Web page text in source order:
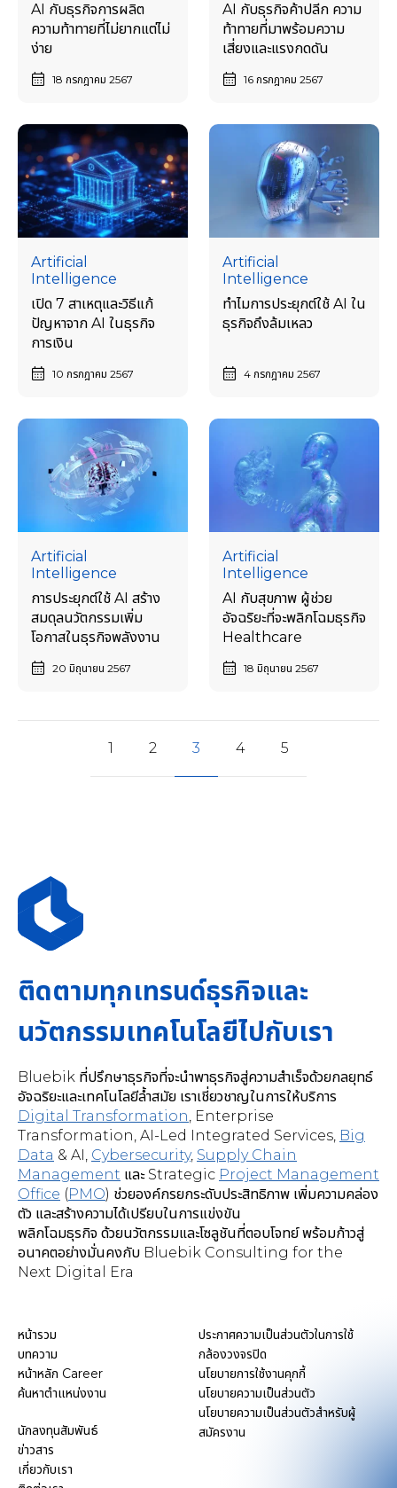
AI กับธุรกิจการผลิต
ความท้าทายที่ไม่ยากแต่ไม่
ง่าย
18 กรกฎาคม 2567
AI กับธุรกิจค้าปลีก ความ
ท้าทายที่มาพร้อมความ
เสี่ยงและแรงกดดัน
16 กรกฎาคม 2567
Artificial
Intelligence
เปิด 7 สาเหตุและวิธีแก้
ปัญหาจาก AI ในธุรกิจ
การเงิน
10 กรกฎาคม 2567
Artificial
Intelligence
ทำไมการประยุกต์ใช้ AI ใน
ธุรกิจถึงล้มเหลว
4 กรกฎาคม 2567
Artificial
Intelligence
การประยุกต์ใช้ AI สร้าง
สมดุลนวัตกรรมเพิ่ม
โอกาสในธุรกิจพลังงาน
20 มิถุนายน 2567
Artificial
Intelligence
AI กับสุขภาพ ผู้ช่วย
อัจฉริยะที่จะพลิกโฉมธุรกิจ
Healthcare
18 มิถุนายน 2567
1 2 3 4 5
ติดตามทุกเทรนด์ธุรกิจและ
นวัตกรรมเทคโนโลยีไปกับเรา
Bluebik ที่ปรึกษาธุรกิจที่จะนำพาธุรกิจสู่ความสำเร็จด้วยกลยุทธ์
อัจฉริยะและเทคโนโลยีล้ำสมัย เราเชี่ยวชาญในการให้บริการ
Digital Transformation, Enterprise
Transformation, AI-Led Integrated Services, Big
Data & AI, Cybersecurity, Supply Chain
Management และ Strategic Project Management
Office (PMO) ช่วยองค์กรยกระดับประสิทธิภาพ เพิ่มความคล่อง
ตัว และสร้างความได้เปรียบในการแข่งขัน
พลิกโฉมธุรกิจ ด้วยนวัตกรรมและโซลูชันที่ตอบโจทย์ พร้อมก้าวสู่
อนาคตอย่างมั่นคงกับ Bluebik Consulting for the
Next Digital Era
หน้ารวม
บทความ
หน้าหลัก Career
ค้นหาตำแหน่งงาน
นักลงทุนสัมพันธ์
ข่าวสาร
เกี่ยวกับเรา
ประกาศความเป็นส่วนตัวในการใช้
กล้องวงจรปิด
นโยบายการใช้งานคุกกี้
นโยบายความเป็นส่วนตัว
นโยบายความเป็นส่วนตัวสำหรับผู้
สมัครงาน